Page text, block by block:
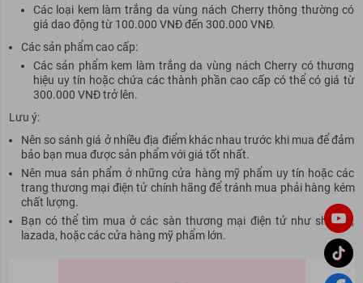
Các loại kem làm trắng da vùng nách Cherry thông thường có
giá dao động từ 100.000 VNĐ đến 300.000 VNĐ.
Các sản phẩm cao cấp:
Các sản phẩm kem làm trắng da vùng nách Cherry có thương
hiệu uy tín hoặc chứa các thành phần cao cấp có thể có giá từ
300.000 VNĐ trở lên.
Lưu ý:
Nên so sánh giá ở nhiều địa điểm khác nhau trước khi mua để đảm
bảo bạn mua được sản phẩm với giá tốt nhất.
Nên mua sản phẩm ở những cửa hàng mỹ phẩm uy tín hoặc các
trang thương mại điện tử chính hãng để tránh mua phải hàng kém
chất lượng.
Bạn có thể tìm mua ở các sàn thương mại điện tử như shopee,
lazada, hoặc các cửa hàng mỹ phẩm lớn.